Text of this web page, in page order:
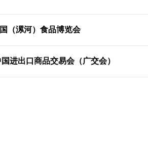
（漯河）食品博览会
国进出口商品交易会（广交会）